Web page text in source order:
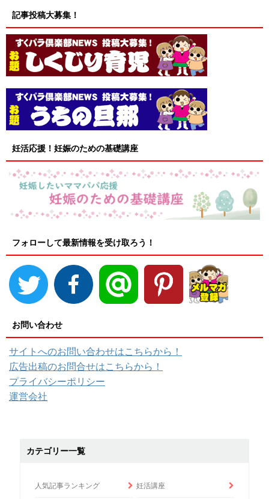
記事投稿大募集！
妊活応援！妊娠のための基礎講座
フォローして最新情報を受け取ろう！
お問い合わせ
サイトへのお問い合わせはこちらから！
広告出稿のお問合せはこちらから！
プライバシーポリシー
運営会社
カテゴリー一覧
人気記事ランキング 妊活講座